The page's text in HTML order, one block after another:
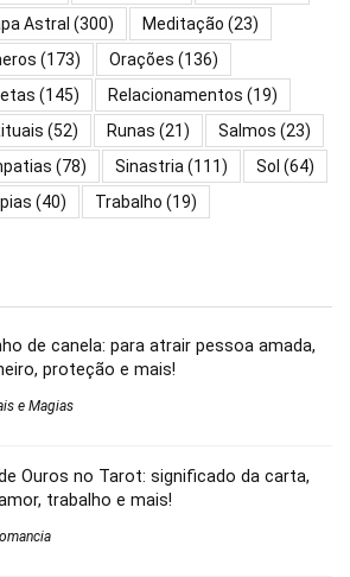
Astral (300) Meditação (23)
(173) Orações (136)
(145) Relacionamentos (19)
(52) Runas (21) Salmos (23)
(78) Sinastria(111) Sol (64)
(40) Trabalho (19)
de canela: para atrair pessoa amada,
proteção e mais!
e Magias
Ouros no Tarot: significado da carta,
trabalho e mais!